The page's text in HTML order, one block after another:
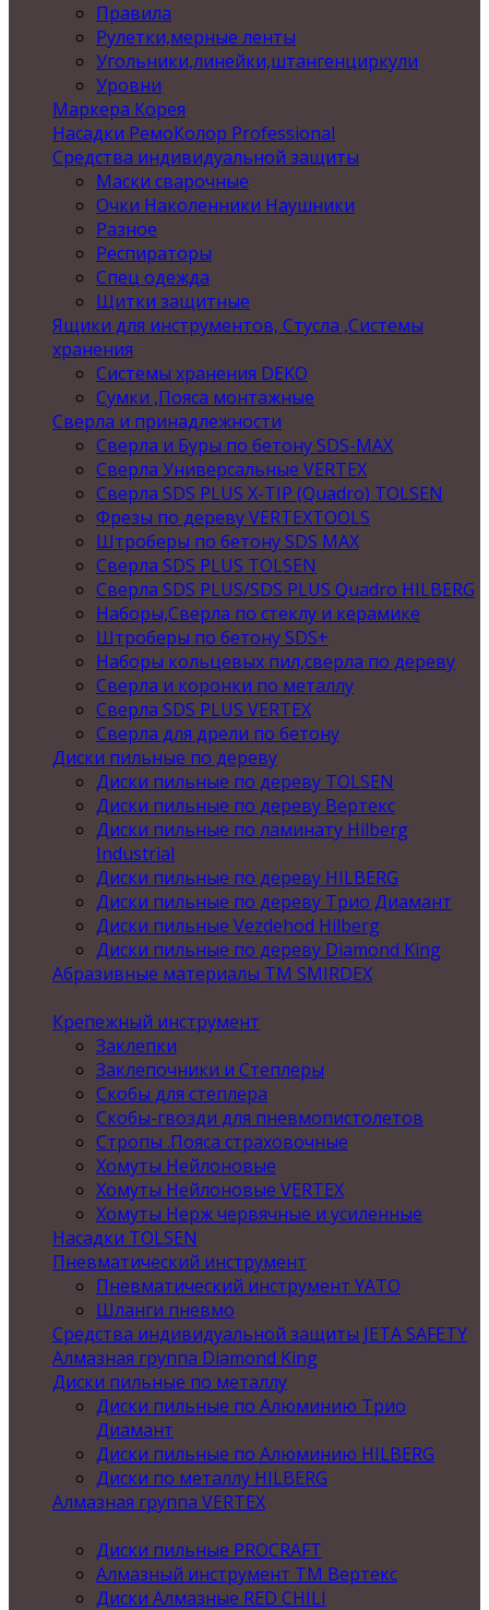
Правила
Рулетки,мерные ленты
Угольники,линейки,штангенциркули
Уровни
Маркера Корея
Насадки РемоКолор Professional
Средства индивидуальной защиты
Маски сварочные
Очки Наколенники Наушники
Разное
Респираторы
Спец одежда
Щитки защитные
Ящики для инструментов, Стусла ,Системы
хранения
Системы хранения DEKO
Сумки ,Пояса монтажные
Сверла и принадлежности
Сверла и Буры по бетону SDS-MAX
Сверла Универсальные VERTEX
Сверла SDS PLUS X-TIP (Quadro) TOLSEN
Фрезы по дереву VERTEXTOOLS
Штроберы по бетону SDS MAX
Сверла SDS PLUS TOLSEN
Сверла SDS PLUS/SDS PLUS Quadro HILBERG
Наборы,Сверла по стеклу и керамике
Штроберы по бетону SDS+
Наборы кольцевых пил,сверла по дереву
Сверла и коронки по металлу
Сверла SDS PLUS VERTEX
Сверла для дрели по бетону
Диски пильные по дереву
Диски пильные по дереву TOLSEN
Диски пильные по дереву Вертекс
Диски пильные по ламинату Hilberg
Industrial
Диски пильные по дереву HILBERG
Диски пильные по дереву Трио Диамант
Диски пильные Vezdehod Hilberg
Диски пильные по дереву Diamond King
Абразивные материалы ТМ SMIRDEX
Крепежный инструмент
Заклепки
Заклепочники и Степлеры
Скобы для степлера
Скобы-гвозди для пневмопистолетов
Стропы .Пояса страховочные
Хомуты Нейлоновые
Хомуты Нейлоновые VERTEX
Хомуты Нерж червячные и усиленные
Насадки TOLSEN
Пневматический инструмент
Пневматический инструмент YATO
Шланги пневмо
Средства индивидуальной защиты JETA SAFETY
Алмазная группа Diamond King
Диски пильные по металлу
Диски пильные по Алюминию Трио
Диамант
Диски пильные по Алюминию HILBERG
Диски по металлу HILBERG
Алмазная группа VERTEX
Диски пильные PROCRAFT
Алмазный инструмент ТМ Вертекс
Диски Алмазные RED CHILI